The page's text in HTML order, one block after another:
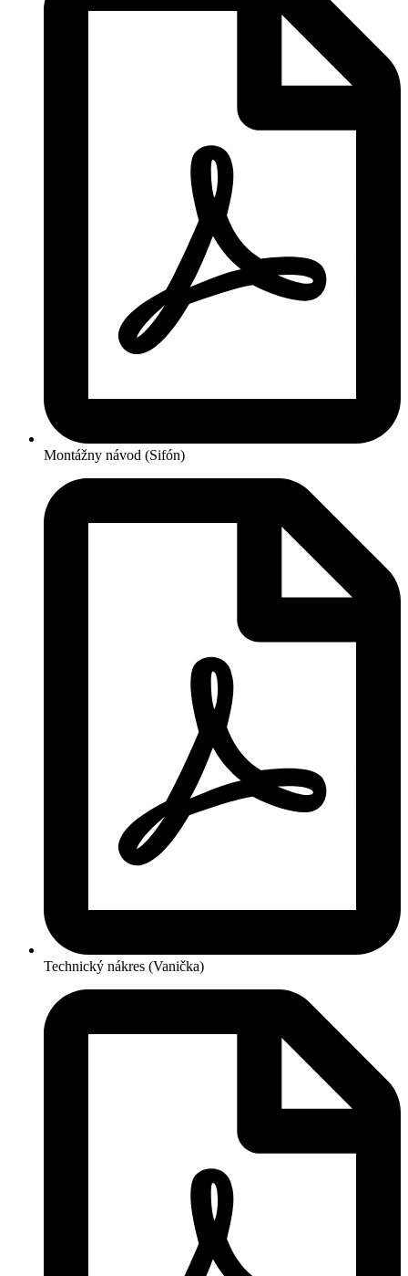
Montážny návod (Sifón)
Technický nákres (Vanička)